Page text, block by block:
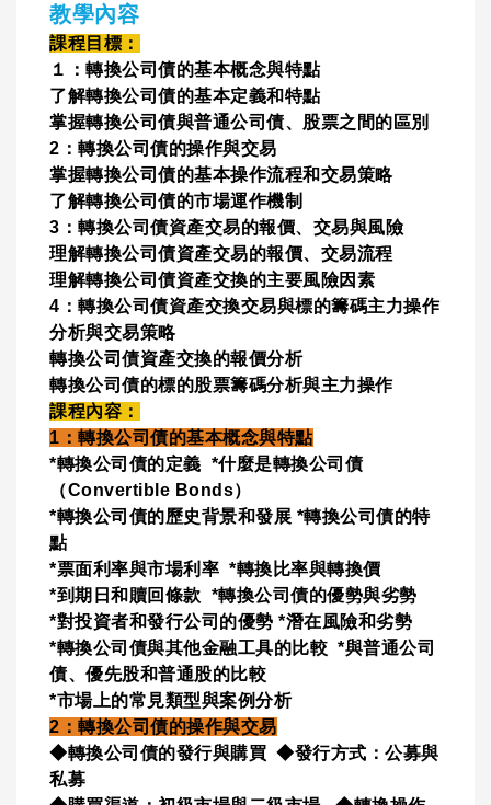
教學內容
課程目標：
１：轉換公司債的基本概念與特點
了解轉換公司債的基本定義和特點
掌握轉換公司債與普通公司債、股票之間的區別
2：轉換公司債的操作與交易
掌握轉換公司債的基本操作流程和交易策略
了解轉換公司債的市場運作機制
3：轉換公司債資產交易的報價、交易與風險
理解轉換公司債資產交易的報價、交易流程
理解轉換公司債資產交換的主要風險因素
4：轉換公司債資產交換交易與標的籌碼主力操作
分析與交易策略
轉換公司債資產交換的報價分析
轉換公司債的標的股票籌碼分析與主力操作
課程內容：
1：轉換公司債的基本概念與特點
*轉換公司債的定義 *什麼是轉換公司債
（Convertible Bonds）
*轉換公司債的歷史背景和發展 *轉換公司債的特
點
*票面利率與市場利率 *轉換比率與轉換價
*到期日和贖回條款 *轉換公司債的優勢與劣勢
*對投資者和發行公司的優勢 *潛在風險和劣勢
*轉換公司債與其他金融工具的比較 *與普通公司
債、優先股和普通股的比較
*市場上的常見類型與案例分析
2：轉換公司債的操作與交易
◆轉換公司債的發行與購買 ◆發行方式：公募與
私募